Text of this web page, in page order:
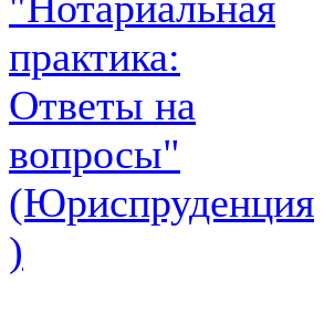
практика:
Ответы на
вопросы"
(Юриспруденция
)